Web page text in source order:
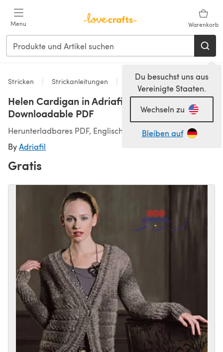
Menu Warenkorb
Du besuchst uns aus
Vereinigte Staaten.
Wechseln zu
Bleiben auf
Stricken Strickanleitungen Strickjacken
Helen Cardigan in Adriafil Coyote -
Downloadable PDF
Herunterladbares PDF, Englisch
ByAdriafil
Gratis